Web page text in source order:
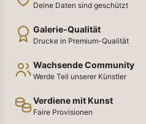
Deine Daten sind geschützt
Galerie-Qualität
Drucke in Premium-Qualität
Wachsende Community
Werde Teil unserer Künstler
Verdiene mit Kunst
Faire Provisionen